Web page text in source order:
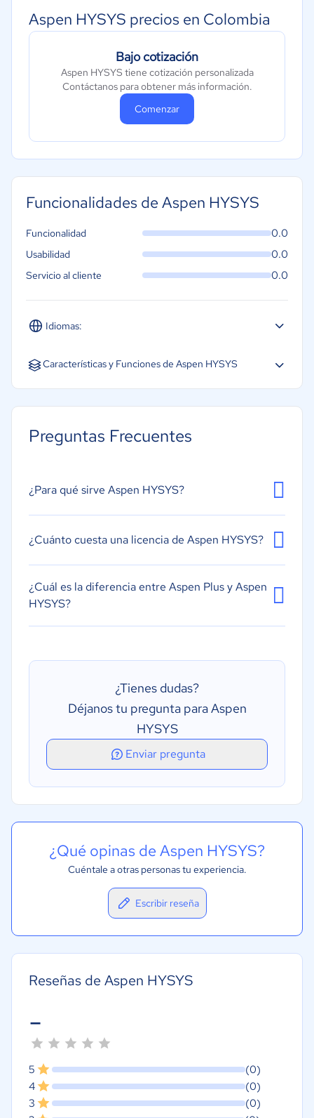
Aspen HYSYS precios en Colombia
Bajo cotización
Aspen HYSYS tiene cotización personalizada
Contáctanos para obtener más información.
Comenzar
Funcionalidades de Aspen HYSYS
Idiomas:
Español Inglés Portugués
Funcionalidad 0.0
Usabilidad 0.0
Servicio al cliente 0.0
Características y Funciones de Aspen HYSYS
Herramientas de presentación
Modelado continuo
Modelado del movimiento
Preguntas Frecuentes
¿Para qué sirve Aspen HYSYS?
¿Cuánto cuesta una licencia de Aspen HYSYS?
¿Cuál es la diferencia entre Aspen Plus y Aspen
HYSYS?
¿Tienes dudas?
Déjanos tu pregunta para Aspen
HYSYS
Enviar pregunta
¿Qué opinas de Aspen HYSYS?
Cuéntale a otras personas tu experiencia.
Escribir reseña
Reseñas de Aspen HYSYS
-
5
(0)
4
(0)
3
(0)